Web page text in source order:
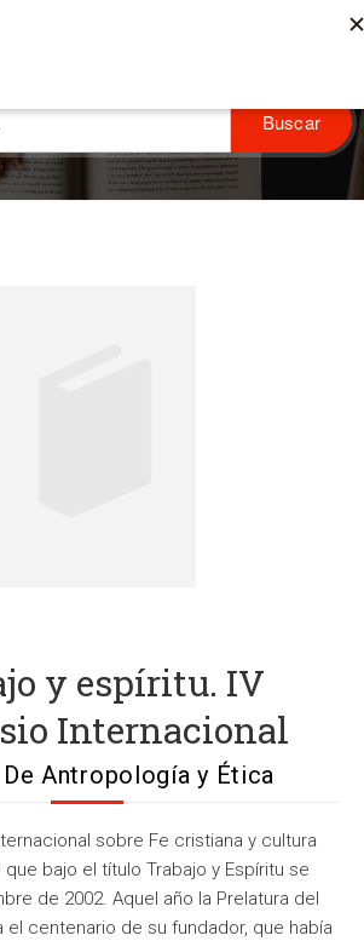
y espíritu. IV
Internacional
Antropología y Ética
sobre Fe cristiana y cultura
bajo el título Trabajo y Espíritu se
de 2002. Aquel año la Prelatura del
el centenario de su fundador, que había